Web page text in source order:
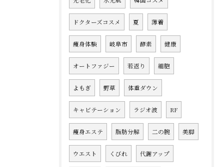
ドクターズコスメ 夏 薄着
痩身体験 岐阜市 酵素 健康
オートファジー 若返り 細胞
よもぎ 野草 体重ダウン
キャビテーション ラジオ波 RF
痩身エステ 脂肪分解 二の腕 美脚
ウエスト くびれ 代謝アップ